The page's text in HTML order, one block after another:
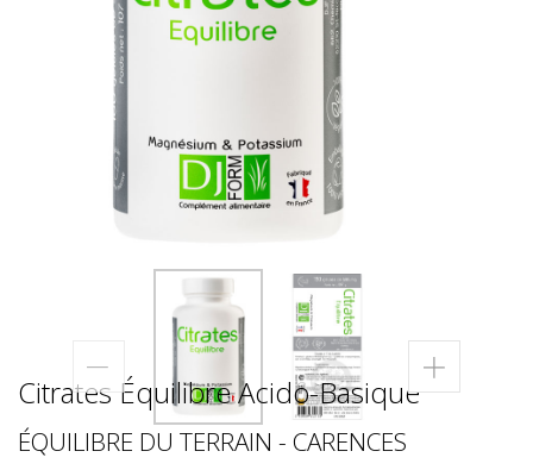
Citrates Équilibre Acido-Basique
ÉQUILIBRE DU TERRAIN - CARENCES